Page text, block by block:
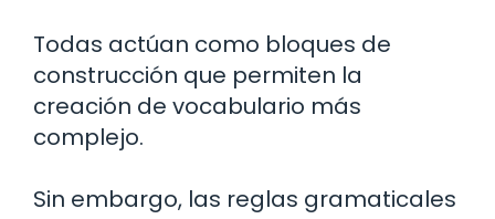
Todas actúan como bloques de
construcción que permiten la
creación de vocabulario más
complejo.
Sin embargo, las reglas gramaticales